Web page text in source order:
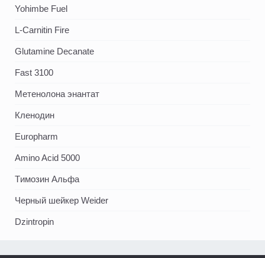
Yohimbe Fuel
L-Carnitin Fire
Glutamine Decanate
Fast 3100
Метенолона энантат
Кленодин
Europharm
Amino Acid 5000
Tимозин Альфа
Черный шейкер Weider
Dzintropin